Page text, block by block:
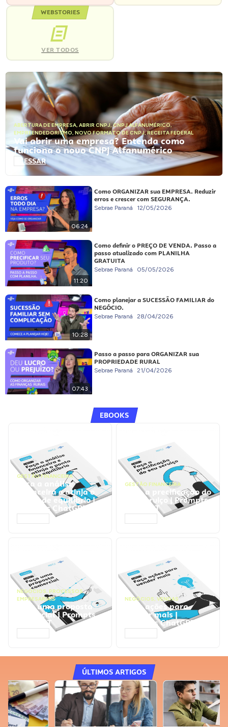
WEBSTORIES
VER TODOS
ABERTURA DE EMPRESA, ABRIR CNPJ,CNPJ ALFANUMÉRICO,
EMPREENDEDORISMO, NOVO FORMATO DE CNPJ,RECEITA FEDERAL
Vai abrir uma empresa? Entenda como
funciona o novo CNPJ Alfanumérico
ACESSAR
06:24
Como ORGANIZAR sua EMPRESA. Reduzir
erros e crescer com SEGURANÇA.
Sebrae Paraná 12/05/2026
11:20
Como definir o PREÇO DE VENDA. Passo a
passo atualizado com PLANILHA
GRATUITA
Sebrae Paraná 05/05/2026
10:28
Como planejar a SUCESSÃO FAMILIAR do
NEGÓCIO.
Sebrae Paraná 28/04/2026
07:43
Passo a passo para ORGANIZAR sua
PROPRIEDADE RURAL
Sebrae Paraná 21/04/2026
EBOOKS
GESTÃO FINANCEIRA
Faça a análise
financeira e atinja o
ponto de equilíbrio |
Prompts ChatGPT
GESTÃO FINANCEIRA
Faça a precificação do
seu serviço | Prompts
ChatGPT
NEGÓCIOS, PROCESSOS
EMPRESARIAIS
Faça uma proposta
comercial | Prompts
ChatGPT
NEGÓCIOS, VENDAS
Faça ações para
vender mais |
Prompts ChatGPT
ÚLTIMOS ARTIGOS